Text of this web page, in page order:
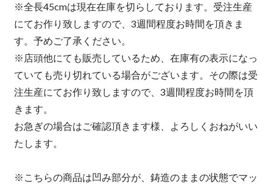
※全長45cmは現在在庫を切らしております。受注生産
にてお作り致しますので、3週間程度お時間を頂きま
す。予めご了承ください。
※店頭他にても販売しているため、在庫有の表示になっ
ていても売り切れている場合がございます。その際は受
注生産にてお作り致しますので、3週間程度お時間を頂
きます。
お急ぎの場合はご確認頂きます様、よろしくおねがいい
たします。
※こちらの商品は凹み部分が、鋳造のままの状態でマッ